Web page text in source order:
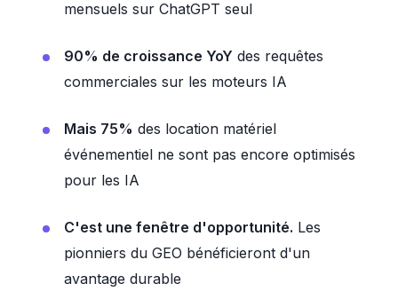
mensuels sur ChatGPT seul
90% de croissance YoY des requêtes
commerciales sur les moteurs IA
Mais 75% des location matériel
événementiel ne sont pas encore optimisés
pour les IA
C'est une fenêtre d'opportunité. Les
pionniers du GEO bénéficieront d'un
avantage durable